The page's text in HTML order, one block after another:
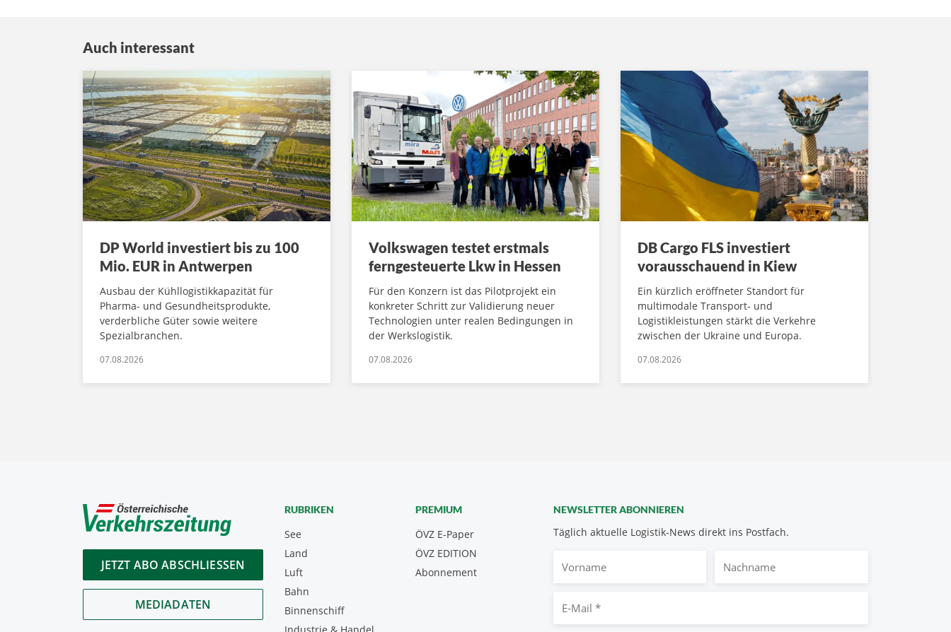
Auch interessant
DP World investiert bis zu 100
Mio. EUR in Antwerpen
Ausbau der Kühllogistikkapazität für
Pharma- und Gesundheitsprodukte,
verderbliche Güter sowie weitere
Spezialbranchen.
07.08.2026
Volkswagen testet erstmals
ferngesteuerte Lkw in Hessen
Für den Konzern ist das Pilotprojekt ein
konkreter Schritt zur Validierung neuer
Technologien unter realen Bedingungen in
der Werkslogistik.
07.08.2026
DB Cargo FLS investiert
vorausschauend in Kiew
Ein kürzlich eröffneter Standort für
multimodale Transport- und
Logistikleistungen stärkt die Verkehre
zwischen der Ukraine und Europa.
07.08.2026
JETZT ABO ABSCHLIESSEN
MEDIADATEN
NEWSLETTER ABONNIEREN
Täglich aktuelle Logistik-News direkt ins Postfach.
Mail
RUBRIKEN
See
Land
Luft
Bahn
Binnenschiff
PREMIUM
ÖVZ E-Paper
Abonnement
ÖVZ EDITION